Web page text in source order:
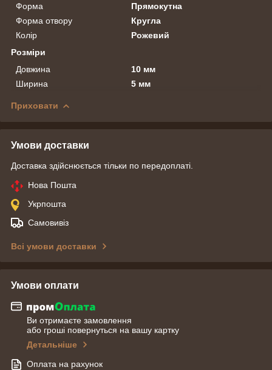
Форма
Прямокутна
Форма отвору
Кругла
Колір
Рожевий
Розміри
Довжина
10 мм
Ширина
5 мм
Приховати
Умови доставки
Доставка здійснюється тільки по передоплаті.
Нова Пошта
Укрпошта
Самовивіз
Всі умови доставки
Умови оплати
Ви отримаєте замовлення
або гроші повернуться на вашу картку
Детальніше
Оплата на рахунок